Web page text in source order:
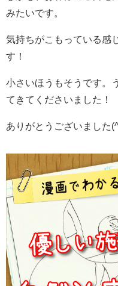
みたいです。
気持ちがこもっている感
す！
小さいほうもそうです。
てきてくださいました！
ありがとうございました